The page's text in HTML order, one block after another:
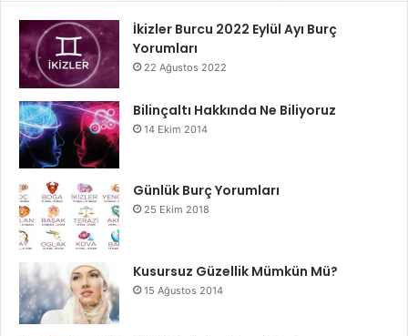
İkizler Burcu 2022 Eylül Ayı Burç
Yorumları
22 Ağustos 2022
Bilinçaltı Hakkında Ne Biliyoruz
14 Ekim 2014
Günlük Burç Yorumları
25 Ekim 2018
Kusursuz Güzellik Mümkün Mü?
15 Ağustos 2014